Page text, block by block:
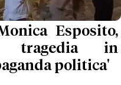
Esposito,
tragedia in
politica'